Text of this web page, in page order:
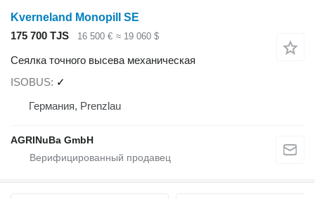
Kverneland Monopill SE
175 700 TJS
16 500 € ≈ 19 060 $
Сеялка точного высева механическая
ISOBUS ✓
Германия, Prenzlau
AGRINuBa GmbH